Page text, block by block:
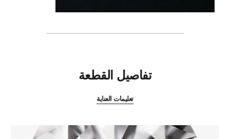
تفاصيل القطعة
تعليمات العناية